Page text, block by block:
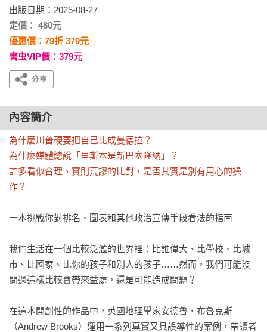
出版日期：2025-08-27
定價： 480元
優惠價：79折 379元
書虫VIP價：379元
內容簡介
為什麼川普硬要把自己比成曼德拉？
為什麼媒體總說「里斯本是新巴塞隆納」？
許多看似合理、實則荒謬的比對，是否其實是別有用心的操
作？
一本挑戰你對排名、圖表和其他政治宣傳手段看法的指南
我們生活在一個比較泛濫的世界裡：比誰偉大、比學校、比城
市、比國家、比你的孩子和別人的孩子……然而，我們可能沒
問過這樣比較會帶來益處，還是可能造成問題？
在這本開創性的作品中，英國地理學家安德魯・布魯克斯
（Andrew Brooks）運用一系列真實又具誤導性的案例，帶讀者